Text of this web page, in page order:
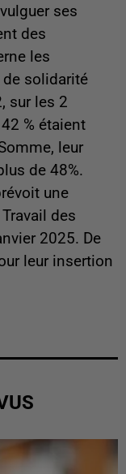
ses
des
les
de solidarité
sur les 2
% étaient
leur
de 48%.
une
des
2025. De
leur insertion